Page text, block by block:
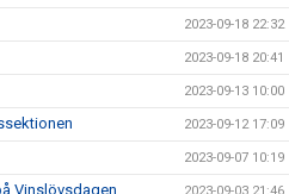
2023-09-18 22:32
2023-09-18 20:41
2023-09-13 10:00
2023-09-12 17:09
2023-09-07 10:19
Vinslövsdagen